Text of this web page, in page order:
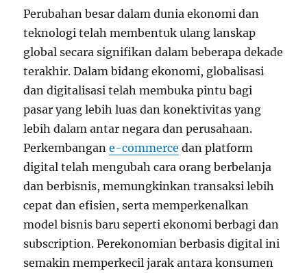
Perubahan besar dalam dunia ekonomi dan
teknologi telah membentuk ulang lanskap
global secara signifikan dalam beberapa dekade
terakhir. Dalam bidang ekonomi, globalisasi
dan digitalisasi telah membuka pintu bagi
pasar yang lebih luas dan konektivitas yang
lebih dalam antar negara dan perusahaan.
Perkembangane-commerce dan platform
digital telah mengubah cara orang berbelanja
dan berbisnis, memungkinkan transaksi lebih
cepat dan efisien, serta memperkenalkan
model bisnis baru seperti ekonomi berbagi dan
subscription. Perekonomian berbasis digital ini
semakin memperkecil jarak antara konsumen